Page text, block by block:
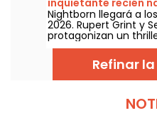
Nightborn llegará a
2026. Rupert Grint y
protagonizan un
centrado en un parto
y se convierte en
Refinar